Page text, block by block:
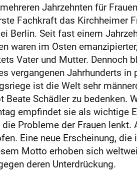
Jahrzehnten für
Fachkraft das
Berlin. Seit fast einem
waren im Osten
Vater und Mutter. Dennoch
vergangenen Jahrhunderts
ist die Welt sehr
Beate Schädler zu bedenken.
empfindet sie als wichtige
Probleme der Frauen
Eine neue Erscheinung,
Motto erhoben sich
deren Unterdrückung.